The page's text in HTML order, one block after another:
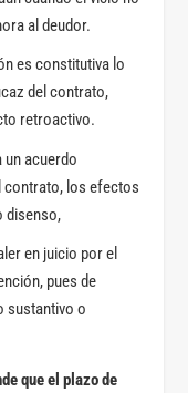
al deudor.
es constitutiva lo
del contrato,
retroactivo.
un acuerdo
contrato, los efectos
disenso,
en juicio por el
pues de
sustantivo o
que el plazo de